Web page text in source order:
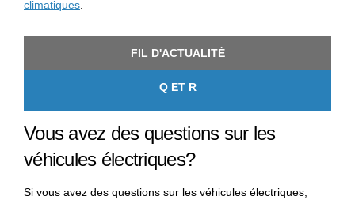
climatiques(Liens externes)
FIL D'ACTUALITÉ
Q ET R
Vous avez des questions sur les
véhicules électriques?
Si vous avez des questions sur les véhicules électriques,